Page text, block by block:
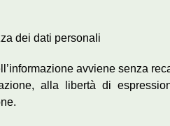
dei dati personali
avviene senza
alla libertà di